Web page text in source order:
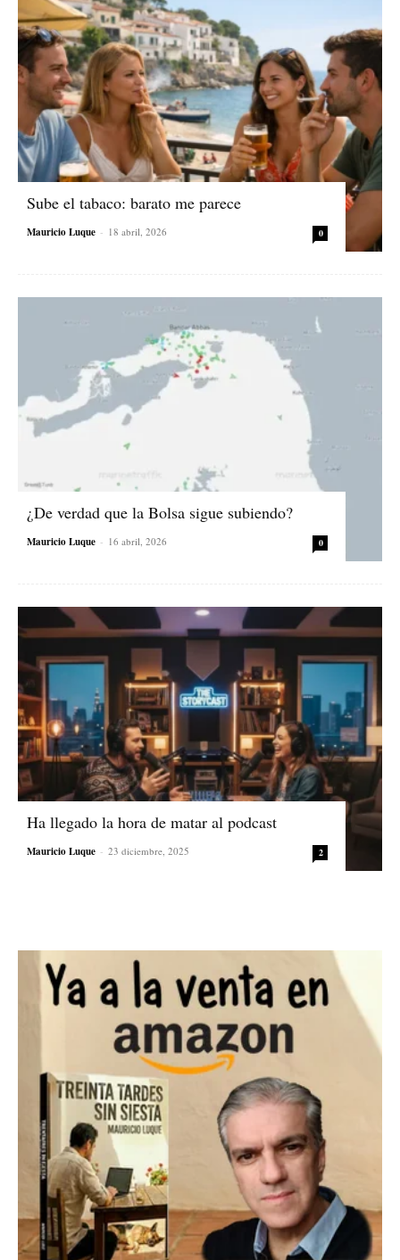
Sube el tabaco: barato me parece
Mauricio Luque - 18 abril, 2026 0
¿De verdad que la Bolsa sigue subiendo?
Mauricio Luque - 16 abril, 2026 0
Ha llegado la hora de matar al podcast
Mauricio Luque - 23 diciembre, 2025 2